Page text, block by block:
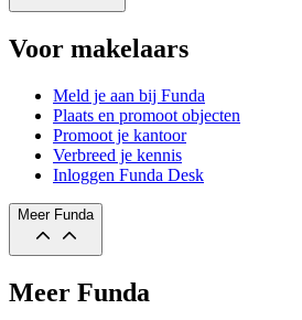
Voor makelaars
Meld je aan bij Funda
Plaats en promoot objecten
Promoot je kantoor
Verbreed je kennis
Inloggen Funda Desk
Meer Funda
Meer Funda